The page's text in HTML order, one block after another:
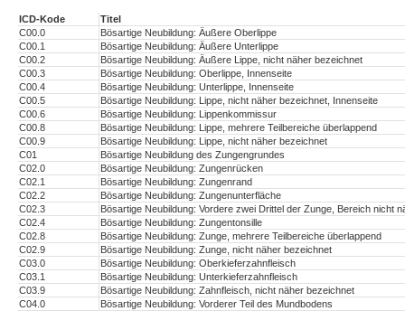
ICD-Kode
Titel
C00.0
Bösartige Neubildung: Äußere Oberlippe
C00.1
Bösartige Neubildung: Äußere Unterlippe
C00.2
Bösartige Neubildung: Äußere Lippe, nicht näher bezeichnet
C00.3
Bösartige Neubildung: Oberlippe, Innenseite
C00.4
Bösartige Neubildung: Unterlippe, Innenseite
C00.5
Bösartige Neubildung: Lippe, nicht näher bezeichnet, Innenseite
C00.6
Bösartige Neubildung: Lippenkommissur
C00.8
Bösartige Neubildung: Lippe, mehrere Teilbereiche überlappend
C00.9
Bösartige Neubildung: Lippe, nicht näher bezeichnet
C01
Bösartige Neubildung des Zungengrundes
C02.0
Bösartige Neubildung: Zungenrücken
C02.1
Bösartige Neubildung: Zungenrand
C02.2
Bösartige Neubildung: Zungenunterfläche
C02.3
Bösartige Neubildung: Vordere zwei Drittel der Zunge, Bereich nicht
C02.4
Bösartige Neubildung: Zungentonsille
C02.8
Bösartige Neubildung: Zunge, mehrere Teilbereiche überlappend
C02.9
Bösartige Neubildung: Zunge, nicht näher bezeichnet
C03.0
Bösartige Neubildung: Oberkieferzahnfleisch
C03.1
Bösartige Neubildung: Unterkieferzahnfleisch
C03.9
Bösartige Neubildung: Zahnfleisch, nicht näher bezeichnet
C04.0
Bösartige Neubildung: Vorderer Teil des Mundbodens